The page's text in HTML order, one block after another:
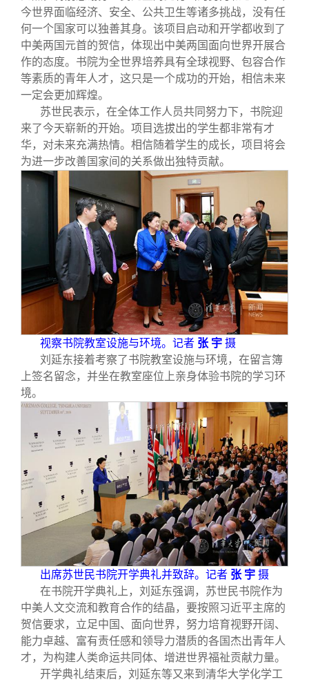
今世界面临经济、安全、公共卫生等诸多挑战，没有任
何一个国家可以独善其身。该项目启动和开学都收到了
中美两国元首的贺信，体现出中美两国面向世界开展合
作的态度。书院为全世界培养具有全球视野、包容合作
等素质的青年人才，这只是一个成功的开始，相信未来
一定会更加辉煌。
苏世民表示，在全体工作人员共同努力下，书院迎
来了今天崭新的开始。项目选拔出的学生都非常有才
华，对未来充满热情。相信随着学生的成长，项目将会
为进一步改善国家间的关系做出独特贡献。
视察书院教室设施与环境。记者 张 宇 摄
刘延东接着考察了书院教室设施与环境，在留言簿
上签名留念，并坐在教室座位上亲身体验书院的学习环
境。
出席苏世民书院开学典礼并致辞。记者 张 宇 摄
在书院开学典礼上，刘延东强调，苏世民书院作为
中美人文交流和教育合作的结晶，要按照习近平主席的
贺信要求，立足中国、面向世界，努力培育视野开阔、
能力卓越、富有责任感和领导力潜质的各国杰出青年人
才，为构建人类命运共同体、增进世界福祉贡献力量。
开学典礼结束后，刘延东等又来到清华大学化学工